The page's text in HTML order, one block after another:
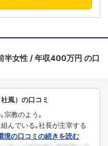
半女性 年収400万円 の口
風）の口コミ
宗教のよう｡
んでいる｡社長が主宰する
境の口コミの続きを読む